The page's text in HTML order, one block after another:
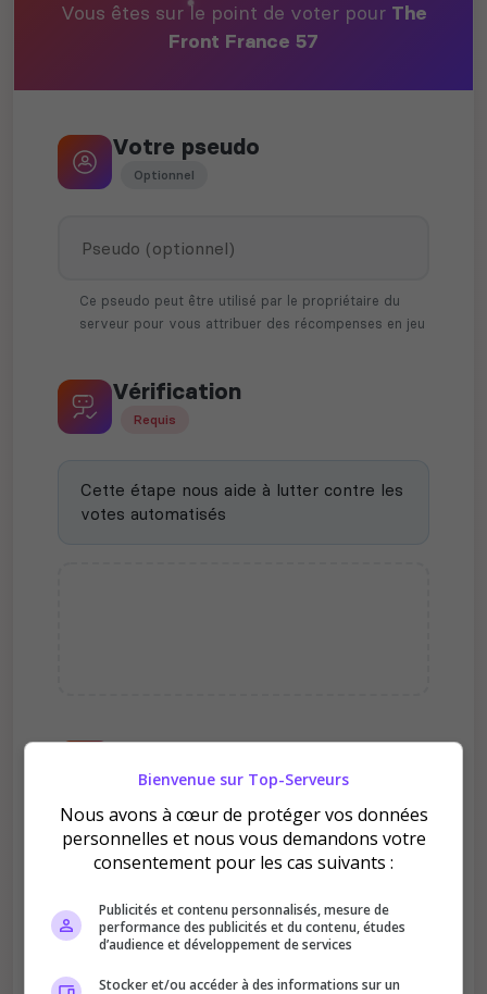
Vous êtes sur le point de voter pour The
Front France 57
Votre pseudo
Optionnel
Ce pseudo peut être utilisé par le propriétaire du
serveur pour vous attribuer des récompenses en jeu
Vérification
Requis
Cette étape nous aide à lutter contre les
votes automatisés
Front France 57 ?
Améliore le classement
Bienvenue sur Top-Serveurs
Nous avons à cœur de protéger vos données
personnelles et nous vous demandons votre
consentement pour les cas suivants :
Publicités et contenu personnalisés, mesure de
performance des publicités et du contenu, études
d’audience et développement de services
Stocker et/ou accéder à des informations sur un